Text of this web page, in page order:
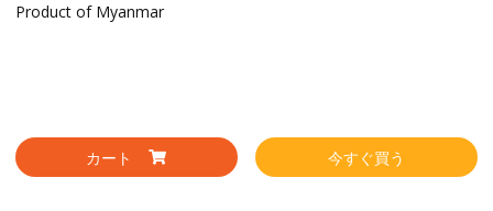
Product of Myanmar
カート 今すぐ買う